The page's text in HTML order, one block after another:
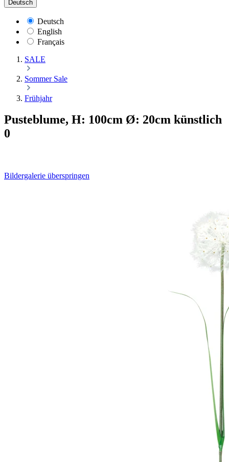
Deutsch
Deutsch
English
Français
SALE
Sommer Sale
Frühjahr
Pusteblume, H: 100cm Ø: 20cm künstlich
0
Bildergalerie überspringen